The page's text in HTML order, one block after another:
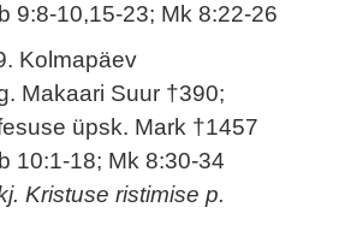
9:8-10,15-23; Mk 8:22-26
Kolmapäev
Makaari Suur †390;
üpsk. Mark †1457
10:1-18; Mk 8:30-34
Kristuse ristimise p.